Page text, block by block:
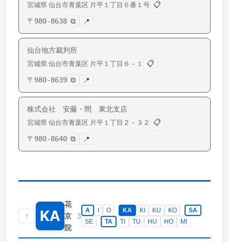
宮城県 仙台市青葉区 片平 １丁目６番１号 📋
〒 980-8638 ⧉ 📍
仙台地方裁判所
宮城県 仙台市青葉区 片平 １丁目６－１
📋
〒 980-8639 ⧉ 📍
株式会社 安藤・間 東北支店
宮城県 仙台市青葉区 片平 １丁目２－３２
📋
〒 980-8640 ⧉ 📍
↑ KA
花
京
院
3
A I O KA KI KU KO
SA
SE
TA TI TU HU HO MI